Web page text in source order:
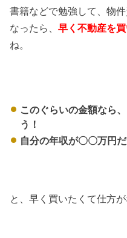
書籍などで勉強して、物
なったら、早く不動産を買
ね。
このぐらいの金額なら
う！
自分の年収が〇〇万円
と、早く買いたくて仕方